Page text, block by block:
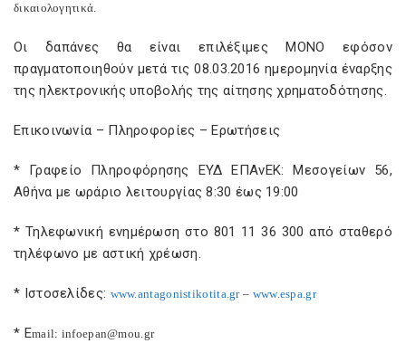
δικαιολογητικά.
Οι δαπάνες θα είναι επιλέξιμες ΜΟΝΟ εφόσον
πραγματοποιηθούν μετά τις 08.03.2016 ημερομηνία έναρξης
της ηλεκτρονικής υποβολής της αίτησης χρηματοδότησης.
Επικοινωνία – Πληροφορίες – Ερωτήσεις
* Γραφείο Πληροφόρησης ΕΥΔ ΕΠΑνΕΚ: Μεσογείων 56,
Αθήνα με ωράριο λειτουργίας 8:30 έως 19:00
* Τηλεφωνική ενημέρωση στο 801 11 36 300 από σταθερό
τηλέφωνο με αστική χρέωση.
* Ιστοσελίδες: www.antagonistikotita.gr– www.espa.gr
* Εmail: infoepan@mou.gr